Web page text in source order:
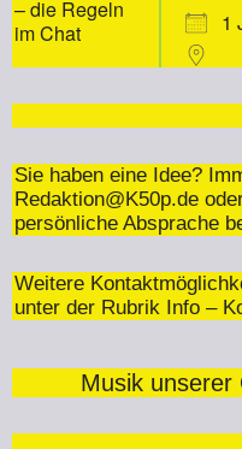
1
Sie haben eine Idee?
Redaktion@K50p.de
persönliche Absprache
Weitere
unter der Rubrik Info –
Musik unserer